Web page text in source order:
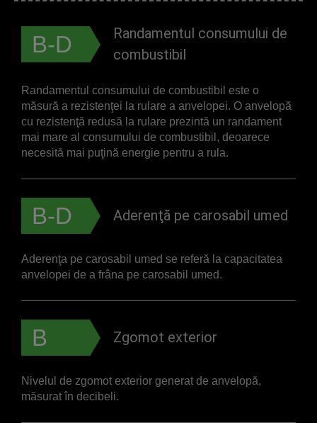
B-D
Randamentul consumului de
combustibil
Randamentul consumului de combustibil este o
măsură a rezistenţei la rulare a anvelopei. O anvelopă
cu rezistenţă redusă la rulare prezintă un randament
mai mare al consumului de combustibil, deoarece
necesită mai puţină energie pentru a rula.
B-D Aderenţă pe carosabil umed
Aderenţa pe carosabil umed se referă la capacitatea
anvelopei de a frâna pe carosabil umed.
B Zgomot exterior
Nivelul de zgomot exterior generat de anvelopă,
măsurat în decibeli.